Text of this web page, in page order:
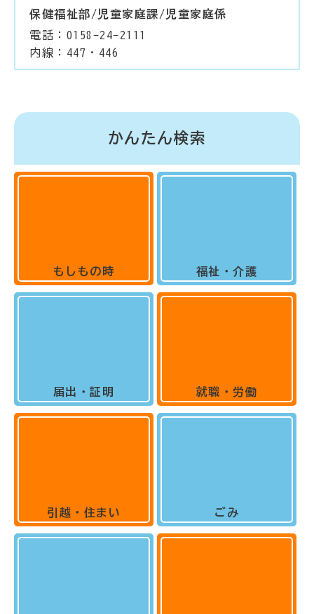
保健福祉部/児童家庭課/児童家庭係
電話：0158-24-2111
内線：447・446
かんたん検索
もしもの時
届出・証明
引越・住まい
福祉・介護
就職・労働
ごみ